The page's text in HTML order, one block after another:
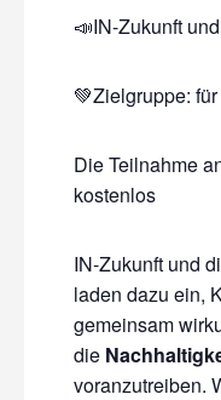
📣IN-Zukunft
💚Zielgruppe:
Die Teilnahme
kostenlos
IN-Zukunft und
laden dazu ein,
gemeinsam
die
voranzutreiben.